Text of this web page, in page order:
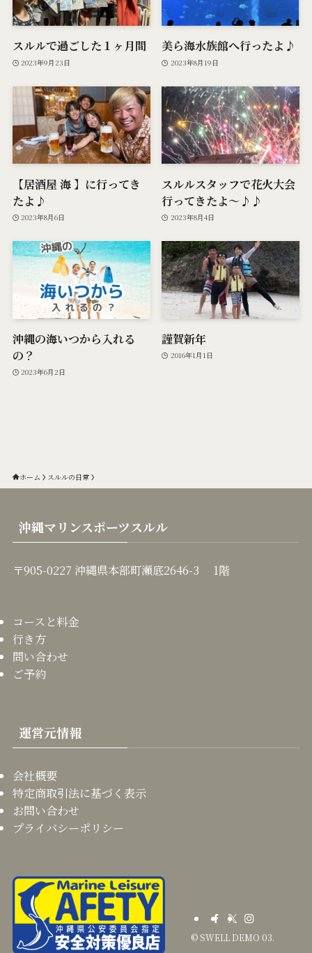
スルルで過ごした１ヶ月間
2023年9月23日
美ら海水族館へ行ったよ♪
2023年8月19日
【居酒屋 海 】に行ってき
たよ♪
2023年8月6日
スルルスタッフで花火大会
行ってきたよ〜♪♪
2023年8月4日
沖縄の海いつから入れる
の？
2023年6月2日
謹賀新年
2016年1月1日
ホーム スルルの日常
沖縄マリンスポーツスルル
〒905-0227 沖縄県本部町瀬底2646-3 1階
コースと料金
行き方
問い合わせ
ご予約
運営元情報
会社概要
特定商取引法に基づく表示
お問い合わせ
プライバシーポリシー
©SWELL DEMO 03.